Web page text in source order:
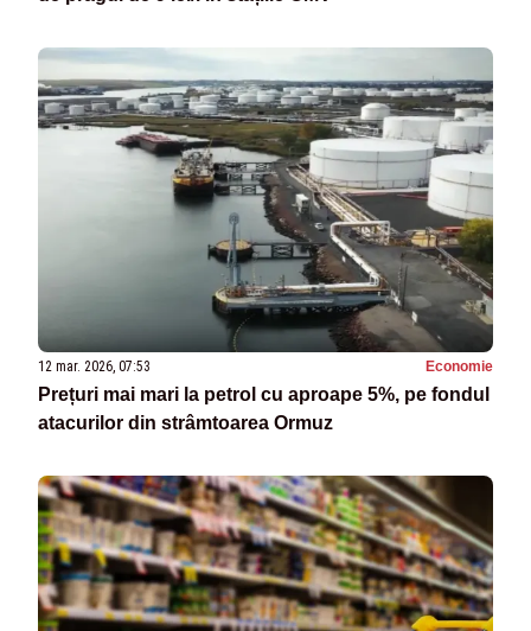
12 mar. 2026, 07:53 Economie
Prețuri mai mari la petrol cu aproape 5%, pe fondul
atacurilor din strâmtoarea Ormuz